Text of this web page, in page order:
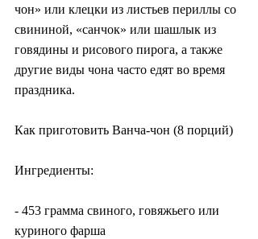
чон» или клецки из листьев периллы со
свининой, «санчок» или шашлык из
говядины и рисового пирога, а также
другие виды чона часто едят во время
праздника.
Как приготовить Ванча-чон (8 порций)
Ингредиенты:
- 453 грамма свиного, говяжьего или
куриного фарша